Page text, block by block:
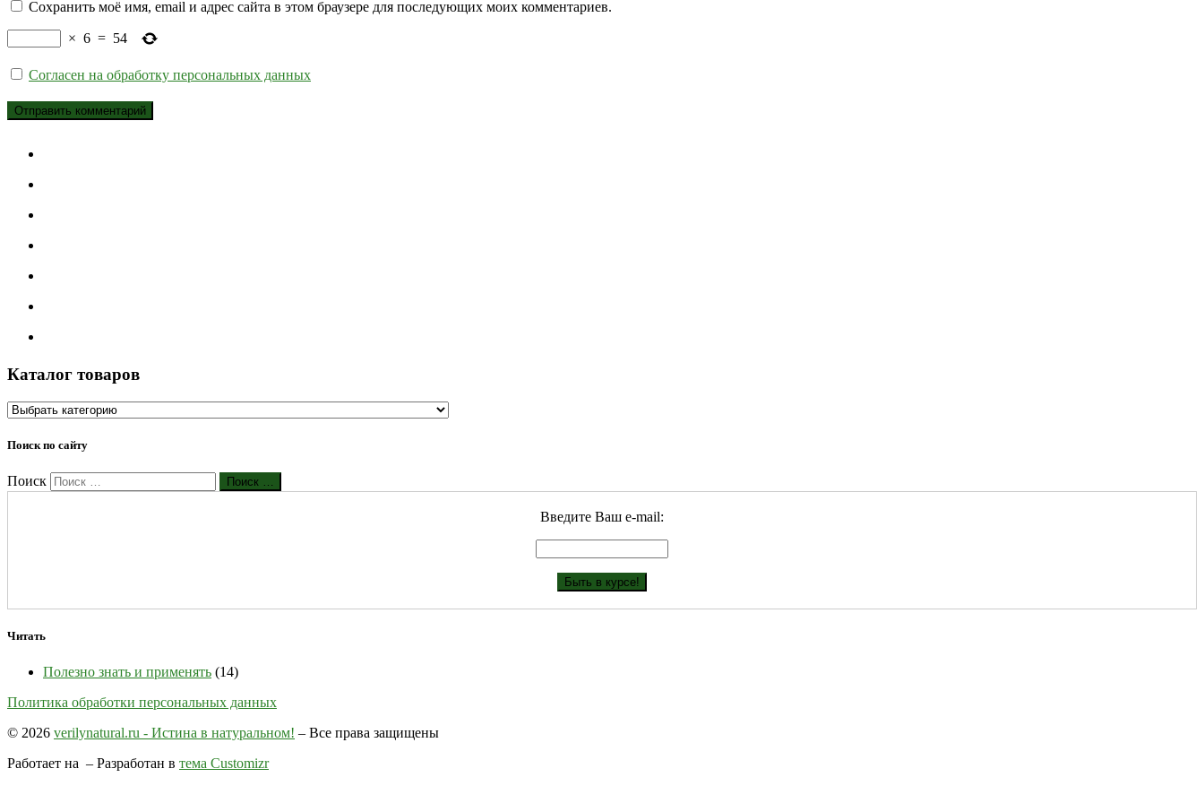
Сохранить моё имя, email и адрес сайта в этом браузере для последующих моих комментариев.
× 6 = 54
Согласен на обработку персональных данных
Каталог товаров
Поиск по сайту
Поиск Поиск …
Введите Ваш е-mail:
Читать
Полезно знать и применять (14)
Политика обработки персональных данных
© 2026 verilynatural.ru - Истина в натуральном! – Все права защищены
Работает на – Разработан в тема Customizr